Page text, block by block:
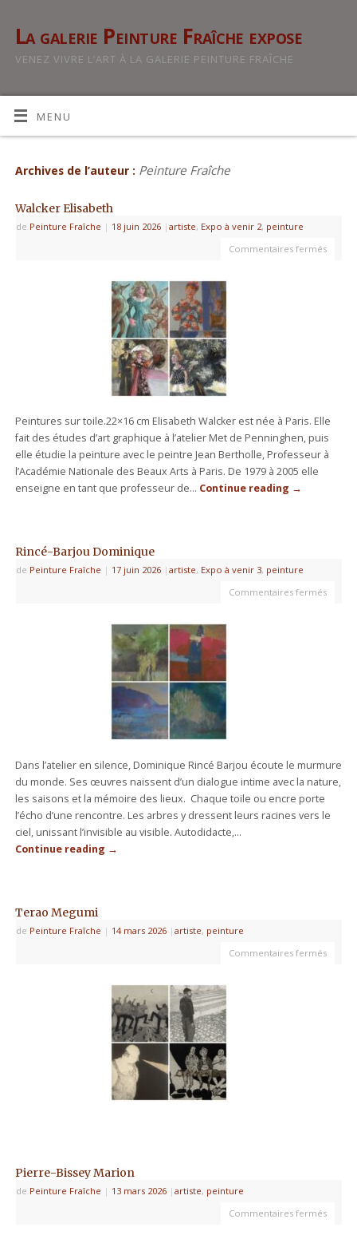
La galerie Peinture Fraîche expose
VENEZ VIVRE L’ART À LA GALERIE PEINTURE FRAÎCHE
MENU
Archives de l’auteur : Peinture Fraîche
Walcker Elisabeth
de Peinture Fraîche | 18 juin 2026 | artiste, Expo à venir 2, peinture
Commentaires fermés
Peintures sur toile.22×16 cm Elisabeth Walcker est née à Paris. Elle
fait des études d’art graphique à l’atelier Met de Penninghen, puis
elle étudie la peinture avec le peintre Jean Bertholle, Professeur à
l’Académie Nationale des Beaux Arts à Paris. De 1979 à 2005 elle
enseigne en tant que professeur de… Continue reading →
Rincé-Barjou Dominique
de Peinture Fraîche | 17 juin 2026 | artiste, Expo à venir 3, peinture
Commentaires fermés
Dans l’atelier en silence, Dominique Rincé Barjou écoute le murmure
du monde. Ses œuvres naissent d’un dialogue intime avec la nature,
les saisons et la mémoire des lieux. Chaque toile ou encre porte
l’écho d’une rencontre. Les arbres y dressent leurs racines vers le
ciel, unissant l’invisible au visible. Autodidacte,…
Continue reading →
Terao Megumi
de Peinture Fraîche | 14 mars 2026 | artiste, peinture
Commentaires fermés
Pierre-Bissey Marion
de Peinture Fraîche | 13 mars 2026 | artiste, peinture
Commentaires fermés